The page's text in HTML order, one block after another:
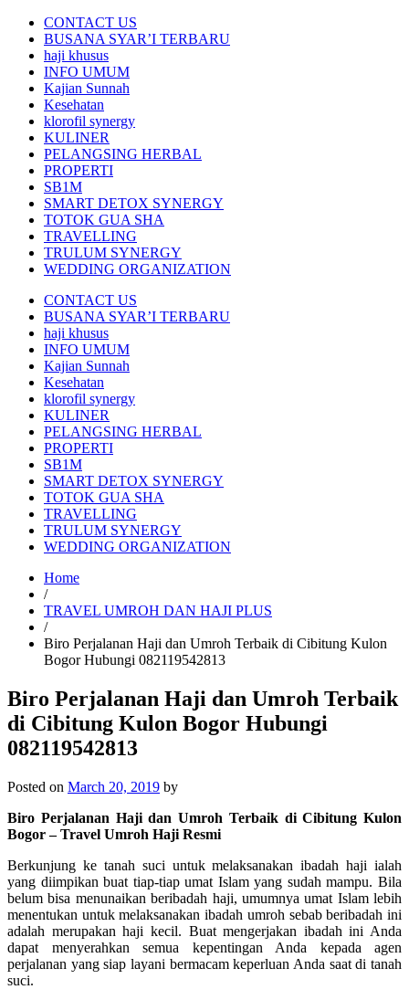
CONTACT US
BUSANA SYAR’I TERBARU
haji khusus
INFO UMUM
Kajian Sunnah
Kesehatan
klorofil synergy
KULINER
PELANGSING HERBAL
PROPERTI
SB1M
SMART DETOX SYNERGY
TOTOK GUA SHA
TRAVELLING
TRULUM SYNERGY
WEDDING ORGANIZATION
CONTACT US
BUSANA SYAR’I TERBARU
haji khusus
INFO UMUM
Kajian Sunnah
Kesehatan
klorofil synergy
KULINER
PELANGSING HERBAL
PROPERTI
SB1M
SMART DETOX SYNERGY
TOTOK GUA SHA
TRAVELLING
TRULUM SYNERGY
WEDDING ORGANIZATION
Home
/
TRAVEL UMROH DAN HAJI PLUS
/
Biro Perjalanan Haji dan Umroh Terbaik di Cibitung Kulon
Bogor Hubungi 082119542813
Biro Perjalanan Haji dan Umroh Terbaik
di Cibitung Kulon Bogor Hubungi
082119542813
Posted on March 20, 2019 by
Biro Perjalanan Haji dan Umroh Terbaik di Cibitung Kulon
Bogor – Travel Umroh Haji Resmi
Berkunjung ke tanah suci untuk melaksanakan ibadah haji ialah
yang diimpikan buat tiap-tiap umat Islam yang sudah mampu. Bila
belum bisa menunaikan beribadah haji, umumnya umat Islam lebih
menentukan untuk melaksanakan ibadah umroh sebab beribadah ini
adalah merupakan haji kecil. Buat mengerjakan ibadah ini Anda
dapat menyerahkan semua kepentingan Anda kepada agen
perjalanan yang siap layani bermacam keperluan Anda saat di tanah
suci.